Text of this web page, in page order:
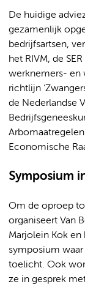
De huidige
gezamenlijk
bedrijfsartsen,
het RIVM, de
werknemers- en
richtlijn
de Nederlandse
Arbomaatregelen
Economische
Symposium
Om de oproep
organiseert Van
Marjolein Kok en
symposium
toelicht. Ook
ze in gesprek